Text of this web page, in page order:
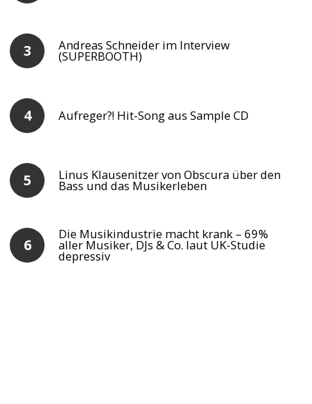
Andreas Schneider im Interview
(SUPERBOOTH)
Aufreger?! Hit-Song aus Sample CD
Linus Klausenitzer von Obscura über den
Bass und das Musikerleben
Die Musikindustrie macht krank – 69%
aller Musiker, DJs & Co. laut UK-Studie
depressiv